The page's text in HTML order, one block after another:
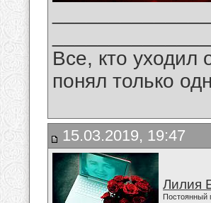
Все, кто уходил
понял только
15.03.2019, 19:47
Лилия
Постоянный